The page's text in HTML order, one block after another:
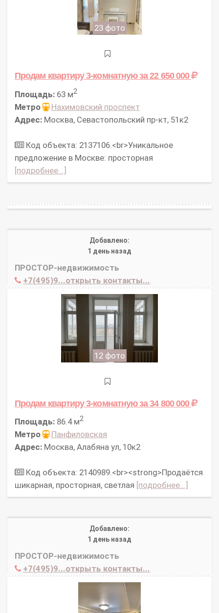
23 фото
Продам квартиру 3-комнатнуюза 22 650 000
Площадь: 63 м2
Метро
Нахимовский проспект
Адрес: Москва, Севастопольский пр-кт, 51к2
Код объекта: 2137106.<br>Уникальное
предложение в Москве: просторная
[подробнее...]
Добавлено:
1 день назад
ПРОСТОР-недвижимость
+7(495)9...открыть контакты...
12 фото
Продам квартиру 3-комнатнуюза 34 800 000
Площадь: 86.4 м2
Метро
Панфиловская
Адрес: Москва, Алабяна ул, 10к2
Код объекта: 2140989.<br><strong>Продаётся
шикарная, просторная, светлая [подробнее...]
Добавлено:
1 день назад
ПРОСТОР-недвижимость
+7(495)9...открыть контакты...